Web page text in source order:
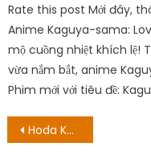
Rate this post Mới đây,
Anime Kaguya-sama:
mộ cuồng nhiệt khích lệ!
vừa nắm bắt, anime
Phim mới với tiêu đề:
Post
Hoda Kotb có rời khỏi chương trình hôm nay không? Người hâm mộ đã phản ứng như thế nào!